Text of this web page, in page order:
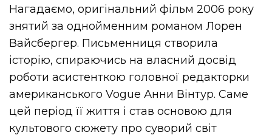
Нагадаємо, оригінальний фільм 2006 року
знятий за однойменним романом Лорен
Вайсбергер. Письменниця створила
історію, спираючись на власний досвід
роботи асистенткою головної редакторки
американського Vogue Анни Вінтур. Саме
цей період її життя і став основою для
культового сюжету про суворий світ